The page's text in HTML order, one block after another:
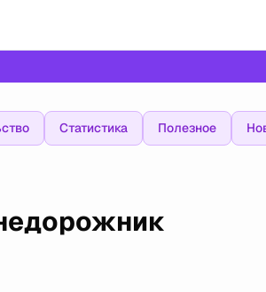
Статистика Полезное